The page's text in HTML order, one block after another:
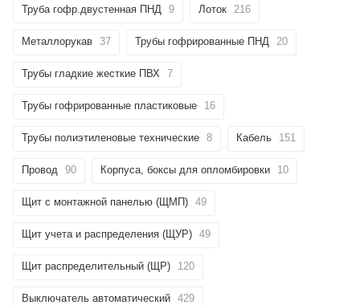
Труба гофр.двустенная ПНД 9 Лоток 216
Металлорукав 37 Трубы гофрированные ПНД 20
Трубы гладкие жесткие ПВХ 7
Трубы гофрированные пластиковые 16
Трубы полиэтиленовые технические 8 Кабель 151
Провод 90 Корпуса, боксы для опломбировки 10
Щит с монтажной панелью (ЩМП) 49
Щит учета и распределения (ЩУР) 49
Щит распределительный (ЩР) 120
Выключатель автоматический 429